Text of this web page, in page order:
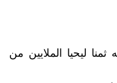
ليحيا الملايين من